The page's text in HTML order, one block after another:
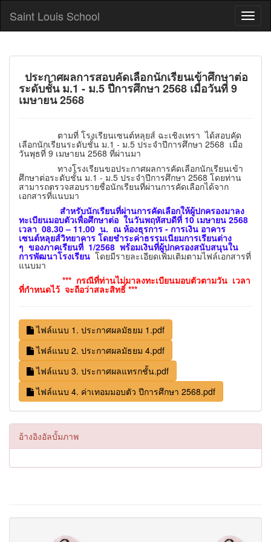
Saint Louis School
ประกาศผลการสอบคัดเลือกนักเรียนเข้าศึกษาต่อ
ระดับชั้น ม.1 - ม.5 ปีการศึกษา 2568 เมื่อวันที่ 9
เมษายน 2568
ตามที่ โรงเรียนเซนต์หลุยส์ ฉะเชิงเทรา ได้สอบคัด
เลือกนักเรียนระดับชั้น ม.1 - ม.5 ประจำปีการศึกษา 2568 เมื่อ
วันพุธที่ 9 เมษายน 2568 ที่ผ่านมา
ทางโรงเรียนขอประกาศผลการคัดเลือกนักเรียนเข้า
ศึกษาต่อระดับชั้น ม.1 - ม.5 ประจำปีการศึกษา 2568 โดยท่าน
สามารถตรวจสอบรายชื่อนักเรียนที่ผ่านการคัดเลือกได้จาก
เอกสารที่แนบมา
สำหรับนักเรียนที่ผ่านการคัดเลือกให้ผู้ปกครองมาลง
ทะเบียนมอบตัวเพื่อศึกษาต่อ ในวันพฤหัสบดีที่ 10 เมษายน 2568
เวลา 08.30 – 11.00 น. ณ ห้องธุรการ - การเงิน อาคาร
เซนต์หลุยส์วิทยาคาร โดยชำระค่าธรรมเนียมการเรียนต่าง
ๆ ของภาคเรียนที่ 1/2568 พร้อมเงินที่ผู้ปกครองสนับสนุนใน
การพัฒนาโรงเรียน โดยมีรายละเอียดเพิ่มเติมตามไฟล์เอกสารที่
แนบมา
*** กรณีที่ท่านไม่มาลงทะเบียนมอบตัวตามวัน เวลา
ที่กำหนดไว้ จะถือว่าสละสิทธิ์ ***
ไฟล์แนบ 1. ประกาศผลมัธยม 1.pdf
ไฟล์แนบ 2. ประกาศผลมัธยม 4.pdf
ไฟล์แนบ 3. ประกาศผลแทรกชั้น.pdf
ไฟล์แนบ 4. ค่าเทอมมอบตัว ปีการศึกษา 2568.pdf
อ้างอิงอัลบั้มภาพ